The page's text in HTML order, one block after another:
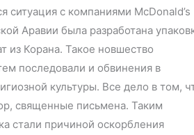
с компаниями McDonald’s
Аравии была разработана
из Корана. Такое новшество
последовали и обвинения в
культуры. Все дело в том,
священные письмена. Таким
стали причиной оскорбления